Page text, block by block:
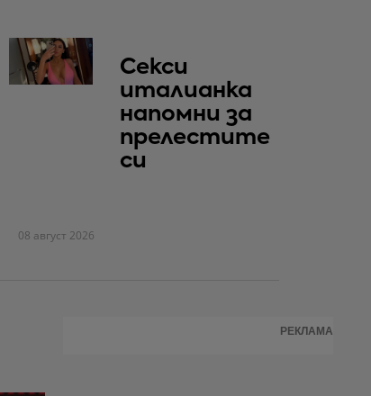
Секси
италианка
напомни за
прелестите
си
08 август 2026
РЕКЛАМА